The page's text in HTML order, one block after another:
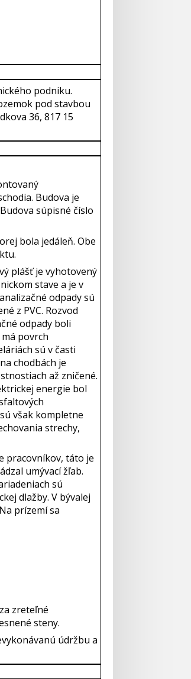
podniku.
pod stavbou
36, 817 15
Budova je
súpisné číslo
bola jedáleň. Obe
plášť je vyhotovený
stave a je v
odpady sú
z PVC. Rozvod
odpady boli
povrch
sú v časti
chodbách je
až zničené.
energie bol
však kompletne
strechy,
pracovníkov, táto je
umývací žľab.
sú
dlažby. V bývalej
prízemí sa
zreteľné
steny.
údržbu a